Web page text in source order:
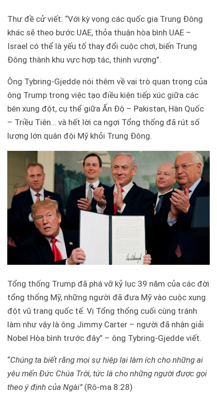
Thư đề cử viết: “Với kỳ vọng các quốc gia Trung Đông
khác sẽ theo bước UAE, thỏa thuận hòa bình UAE –
Israel có thể là yếu tố thay đổi cuộc chơi, biến Trung
Đông thành khu vực hợp tác, thịnh vượng”.
Ông Tybring-Gjedde nói thêm về vai trò quan trọng của
ông Trump trong việc tạo điều kiện tiếp xúc giữa các
bên xung đột, cụ thể giữa Ấn Độ – Pakistan, Hàn Quốc
– Triều Tiên… và hết lời ca ngợi Tổng thống đã rút số
lượng lớn quân đội Mỹ khỏi Trung Đông.
Tổng thống Trump đã phá vỡ kỷ lục 39 năm của các đời
tổng thống Mỹ, những người đã đưa Mỹ vào cuộc xung
đột vũ trang quốc tế. Vị Tổng thống cuối cùng tránh
làm như vậy là ông Jimmy Carter – người đã nhận giải
Nobel Hòa bình trước đây” – ông Tybring-Gjedde viết.
“Chúng ta biết rằng mọi sự hiệp lại làm ích cho những ai
yêu mến Đức Chúa Trời, tức là cho những người được gọi
theo ý định của Ngài”(Rô-ma 8:28)